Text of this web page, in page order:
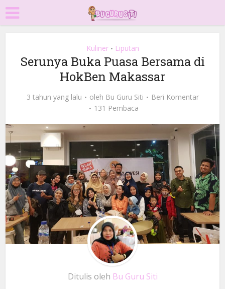
Kuliner • Liputan
Serunya Buka Puasa Bersama di
HokBen Makassar
3 tahun yang lalu oleh Bu Guru Siti
Beri Komentar
131 Pembaca
Ditulis oleh Bu Guru Siti